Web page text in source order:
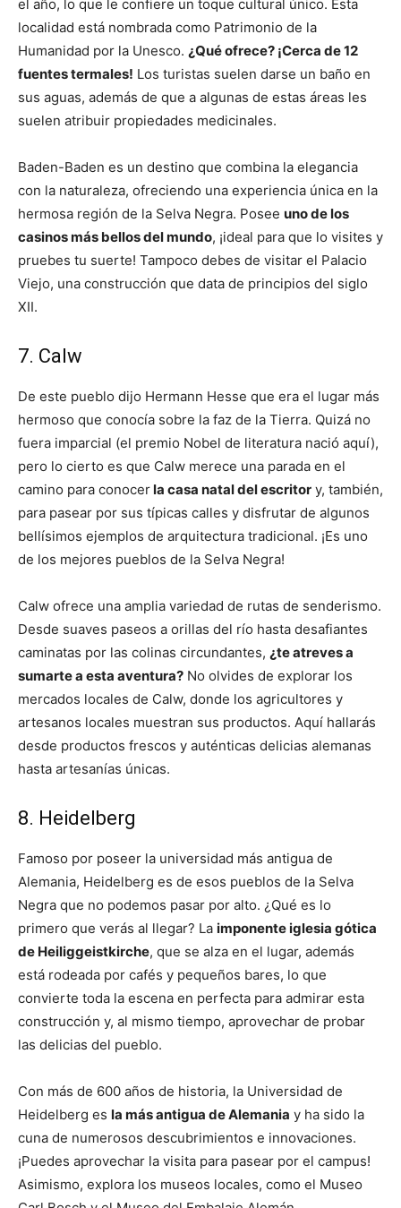
el año, lo que le confiere un toque cultural único. Esta
localidad está nombrada como Patrimonio de la
Humanidad por la Unesco. ¿Qué ofrece? ¡Cerca de 12
fuentes termales! Los turistas suelen darse un baño en
sus aguas, además de que a algunas de estas áreas les
suelen atribuir propiedades medicinales.
Baden-Baden es un destino que combina la elegancia
con la naturaleza, ofreciendo una experiencia única en la
hermosa región de la Selva Negra. Posee uno de los
casinos más bellos del mundo, ¡ideal para que lo visites y
pruebes tu suerte! Tampoco debes de visitar el Palacio
Viejo, una construcción que data de principios del siglo
XII.
7. Calw
De este pueblo dijo Hermann Hesse que era el lugar más
hermoso que conocía sobre la faz de la Tierra. Quizá no
fuera imparcial (el premio Nobel de literatura nació aquí),
pero lo cierto es que Calw merece una parada en el
camino para conocerla casa natal del escritor y, también,
para pasear por sus típicas calles y disfrutar de algunos
bellísimos ejemplos de arquitectura tradicional. ¡Es uno
de los mejores pueblos de la Selva Negra!
Calw ofrece una amplia variedad de rutas de senderismo.
Desde suaves paseos a orillas del río hasta desafiantes
caminatas por las colinas circundantes, ¿te atreves a
sumarte a esta aventura? No olvides de explorar los
mercados locales de Calw, donde los agricultores y
artesanos locales muestran sus productos. Aquí hallarás
desde productos frescos y auténticas delicias alemanas
hasta artesanías únicas.
8. Heidelberg
Famoso por poseer la universidad más antigua de
Alemania, Heidelberg es de esos pueblos de la Selva
Negra que no podemos pasar por alto. ¿Qué es lo
primero que verás al llegar? La imponente iglesia gótica
de Heiliggeistkirche, que se alza en el lugar, además
está rodeada por cafés y pequeños bares, lo que
convierte toda la escena en perfecta para admirar esta
construcción y, al mismo tiempo, aprovechar de probar
las delicias del pueblo.
Con más de 600 años de historia, la Universidad de
Heidelberg es la más antigua de Alemania y ha sido la
cuna de numerosos descubrimientos e innovaciones.
¡Puedes aprovechar la visita para pasear por el campus!
Asimismo, explora los museos locales, como el Museo